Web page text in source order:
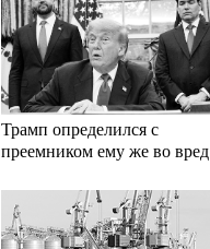
Трамп определился с
преемником ему же во вред